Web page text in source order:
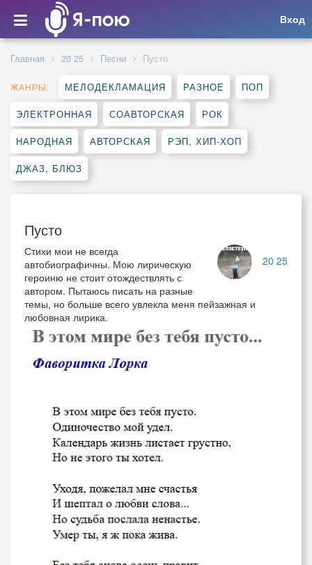
Вход
Главная 20 25 Песни Пусто
ЖАНРЫ: МЕЛОДЕКЛАМАЦИЯ РАЗНОЕ ПОП
ЭЛЕКТРОННАЯ СОАВТОРСКАЯ РОК
НАРОДНАЯ АВТОРСКАЯ РЭП, ХИП-ХОП
ДЖАЗ, БЛЮЗ
Пусто
20 25
Стихи мои не всегда
автобиографичны. Мою лирическую
героиню не стоит отождествлять с
автором. Пытаюсь писать на разные
темы, но больше всего увлекла меня пейзажная и
любовная лирика.